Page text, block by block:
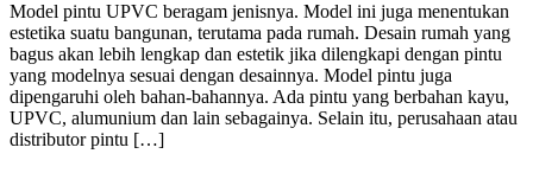
Model pintu UPVC beragam jenisnya. Model ini juga menentukan
estetika suatu bangunan, terutama pada rumah. Desain rumah yang
bagus akan lebih lengkap dan estetik jika dilengkapi dengan pintu
yang modelnya sesuai dengan desainnya. Model pintu juga
dipengaruhi oleh bahan-bahannya. Ada pintu yang berbahan kayu,
UPVC, alumunium dan lain sebagainya. Selain itu, perusahaan atau
distributor pintu […]